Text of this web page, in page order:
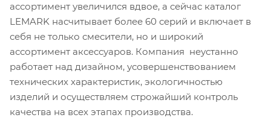
ассортимент увеличился вдвое, а сейчас каталог
LEMARK насчитывает более 60 серий и включает в
себя не только смесители, но и широкий
ассортимент аксессуаров. Компания неустанно
работает над дизайном, усовершенствованием
технических характеристик, экологичностью
изделий и осуществляем строжайший контроль
качества на всех этапах производства.